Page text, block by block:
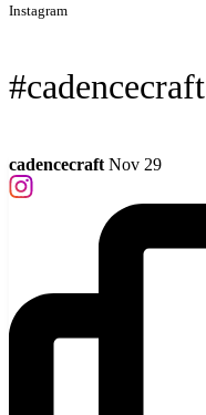
Instagram
#cadencecraft
cadencecraft Nov 29